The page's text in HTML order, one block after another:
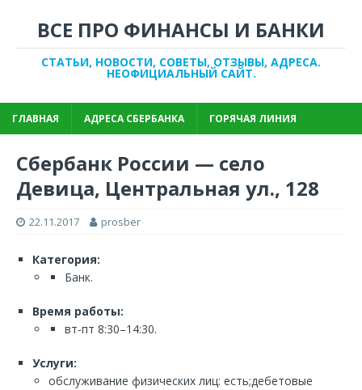
ВСЕ ПРО ФИНАНСЫ И БАНКИ
СТАТЬИ, НОВОСТИ, СОВЕТЫ, ОТЗЫВЫ, АДРЕСА.
НЕОФИЦИАЛЬНЫЙ САЙТ.
ГЛАВНАЯ АДРЕСА СБЕРБАНКА ГОРЯЧАЯ ЛИНИЯ
Сбербанк России — село
Девица, Центральная ул., 128
22.11.2017 prosber
Категория:
Банк.
Время работы:
вт-пт 8:30–14:30.
Услуги:
обслуживание физических лиц: есть;дебетовые